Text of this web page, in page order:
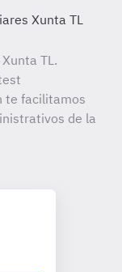
Xunta TL
TL.
te facilitamos
de la